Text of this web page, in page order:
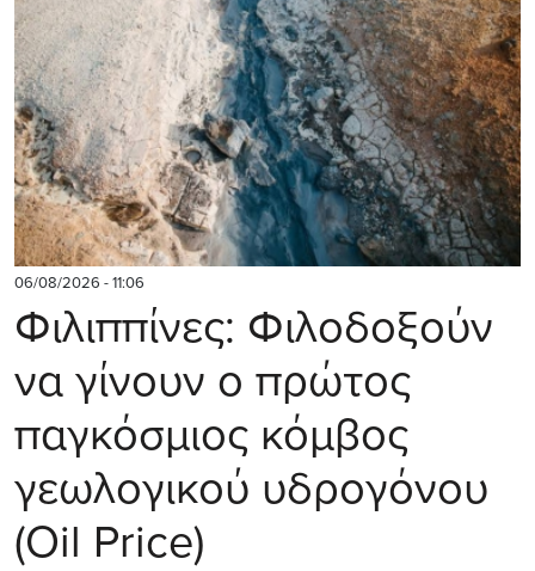
06/08/2026 - 11:06
Φιλιππίνες: Φιλοδοξούν
να γίνουν ο πρώτος
παγκόσμιος κόμβος
γεωλογικού υδρογόνου
(Oil Price)